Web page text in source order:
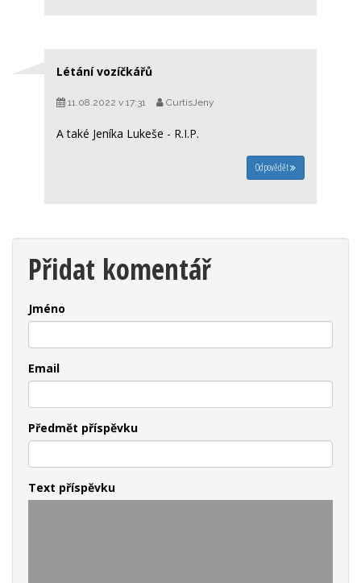
Létání vozíčkářů
11.08.2022 v 17:31 CurtisJeny
A také Jeníka Lukeše - R.I.P.
Odpovědět
Přidat komentář
Jméno
Email
Předmět příspěvku
Text příspěvku